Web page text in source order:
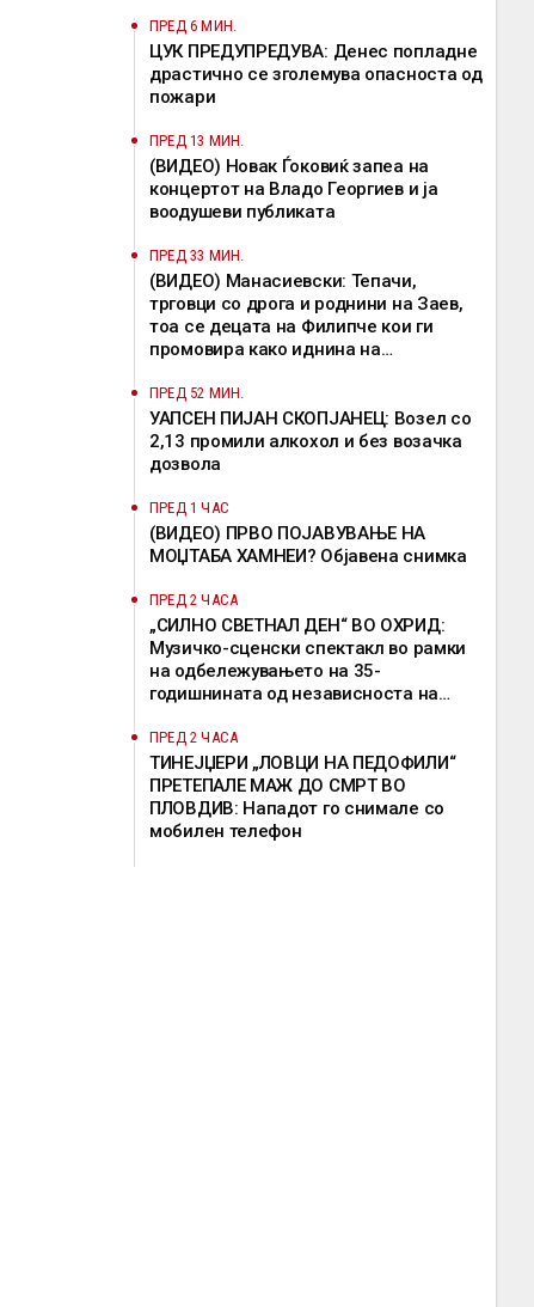
ПРЕД 6 МИН.
ЦУК ПРЕДУПРЕДУВА: Денес попладне
драстично се зголемува опасноста од
пожари
ПРЕД 13 МИН.
(ВИДЕО) Новак Ѓоковиќ запеа на
концертот на Владo Георгиев и ја
воодушеви публиката
ПРЕД 33 МИН.
(ВИДЕО) Манасиевски: Тепачи,
трговци со дрога и роднини на Заев,
тоа се децата на Филипче кои ги
промoвира како иднина на
ПРЕД 52 МИН.
УАПСЕН ПИЈАН СКОПЈАНЕЦ: Возел со
2,13 промили алкохол и без возачка
дозвола
ПРЕД 1 ЧАС
(ВИДЕО) ПРВО ПОЈАВУВАЊЕ НА
МОЏТАБА ХАМНЕИ? Објавена снимка
ПРЕД 2 ЧАСА
„СИЛНО СВЕТНАЛ ДЕН“ ВО ОХРИД:
Музичко-сценски спектакл во рамки
на одбележувањето на 35-
годишнината од независноста на
ПРЕД 2 ЧАСА
ТИНЕЈЏЕРИ „ЛОВЦИ НА ПЕДОФИЛИ“
ПРЕТЕПАЛЕ МАЖ ДО СМРТ ВО
ПЛОВДИВ: Нападот го снимале со
мобилен телефон